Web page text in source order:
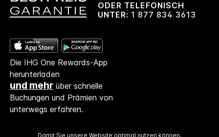
ODER TELEFONISCH
UNTER: 1 877 834 3613
Die IHG One Rewards-App
herunterladen
und mehr über schnelle
Buchungen und Prämien von
unterwegs erfahren.
Damit Sie unsere Website optimal nutzen können,